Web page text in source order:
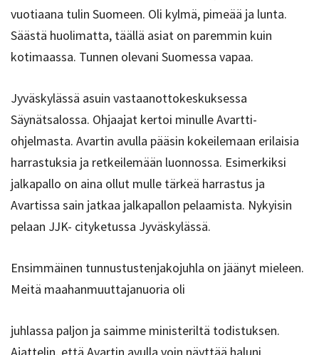
vuotiaana tulin Suomeen. Oli kylmä, pimeää ja lunta.
Säästä huolimatta, täällä asiat on paremmin kuin
kotimaassa. Tunnen olevani Suomessa vapaa.
Jyväskylässä asuin vastaanottokeskuksessa
Säynätsalossa. Ohjaajat kertoi minulle Avartti-
ohjelmasta. Avartin avulla pääsin kokeilemaan erilaisia
harrastuksia ja retkeilemään luonnossa. Esimerkiksi
jalkapallo on aina ollut mulle tärkeä harrastus ja
Avartissa sain jatkaa jalkapallon pelaamista. Nykyisin
pelaan JJK- cityketussa Jyväskylässä.
Ensimmäinen tunnustustenjakojuhla on jäänyt mieleen.
Meitä maahanmuuttajanuoria oli
juhlassa paljon ja saimme ministeriltä todistuksen.